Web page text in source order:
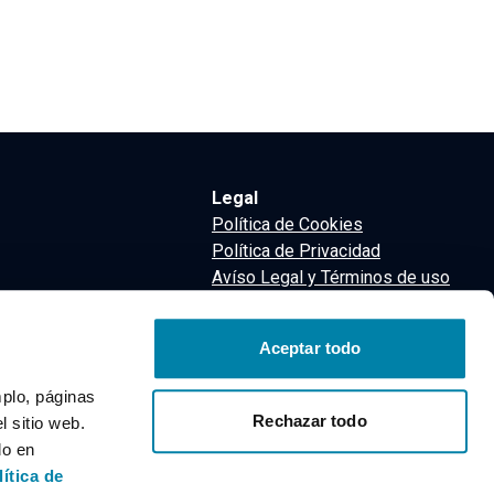
páginas
sitio web.
en
de
Aceptar todo
Rechazar todo
Legal
Política de Cookies
Política de Privacidad
Avíso Legal y Términos de uso